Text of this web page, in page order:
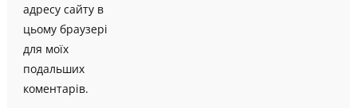
адресу сайту в
цьому браузері
для моїх
подальших
коментарів.